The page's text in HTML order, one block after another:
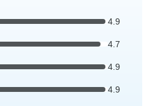
4.9
4.7
4.9
4.9